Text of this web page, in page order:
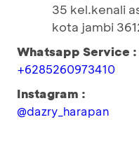
35 kel.kenali
kota jambi
Whatsapp Service :
+6285260973410
Instagram :
@dazry_harapan